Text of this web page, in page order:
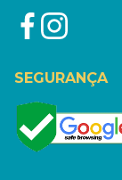
SEGURANÇA